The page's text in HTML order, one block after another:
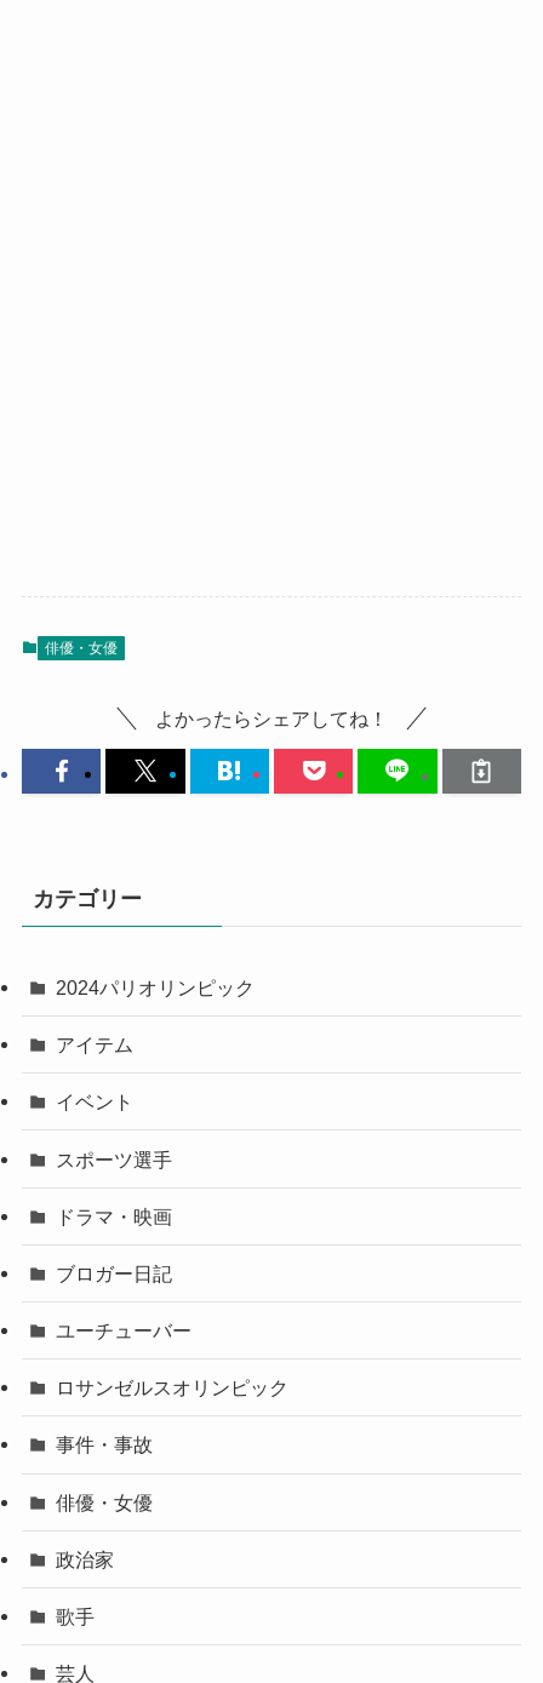
俳優・女優
よかったらシェアしてね！
カテゴリー
2024パリオリンピック
アイテム
イベント
スポーツ選手
ドラマ・映画
ブロガー日記
ユーチューバー
ロサンゼルスオリンピック
事件・事故
俳優・女優
政治家
歌手
芸人